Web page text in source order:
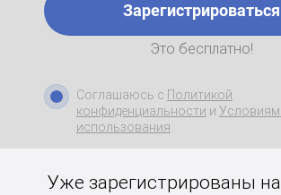
Зарегистрироваться
Это бесплатно!
Соглашаюсь с Политикой
конфиденциальности и
использования
Уже зарегистрированы